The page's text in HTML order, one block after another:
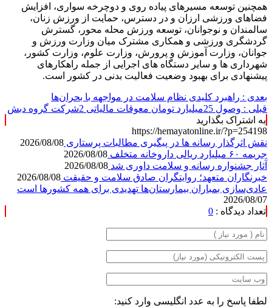
همچنین توسعه مسیرهای پیاده روی و دوچرخه سواری، افزایش
فضاهای ورزشی ارزان و در دسترس، حمایت از ورزش زنان،
سالمندان و نوجوانان، توسعه ورزش محله محور، گسترش
گردشگری ورزشی و همکاری مشترک میان وزارت ورزش و
جوانان، وزارت آموزش و پرورش، وزارت علوم، وزارت کشور،
شهرداری ها و سایر دستگاه های اجرایی از جمله راهکارهای
پیشنهادی برای بهبود وضعیت فعالیت بدنی در کشور است.
بعدی : راهبرد کلیدی نظام سلامت در مواجهه با بحران‌ها
قبلی : وصول 25میلیارد تومان معوقات مالیاتی 2شرکت گروه دبش
به اشتراک بگذارید
https://hemayatonline.ir/?p=254198
نقش اثرگذار رسانه ها در پیگیری مطالبات پرستاری 2026/08/08
جریمه ۶۰ میلیارد ریالی داروخانه متخلف
2026/08/08
آثار جشنواره رسانه و سلامت داوری شد 2026/08/08
خبرنگاران متعهد؛ روایتگران صادق سلامت و حقیقت 2026/08/08
عادی‌سازی بمباران بیمارستان‌ها تهدیدی برای همه کشورها است
2026/08/07
تعداد دیدگاه : 0
لطفا پاسخ را به عدد انگلیسی وارد کنید: